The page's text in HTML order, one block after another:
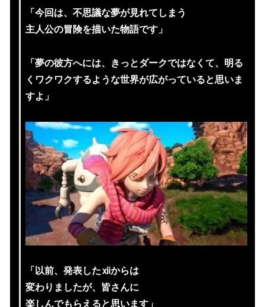
「今回は、不思議な夢が見れてしまう
主人公の冒険を描いた物語です」
「夢の彼方へには、きっとダークではなくて、明る
くワクワクするような世界が広がっていると思いま
すよ」
「以前、発表したⅻからは
変わりましたが、皆さんに
楽しんでもらえると思います」